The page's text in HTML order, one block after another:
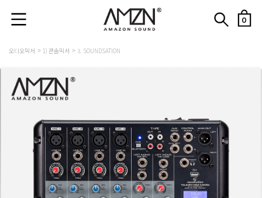
0
오디오믹서 1) 콘솔믹서 3. SOUNDSATION